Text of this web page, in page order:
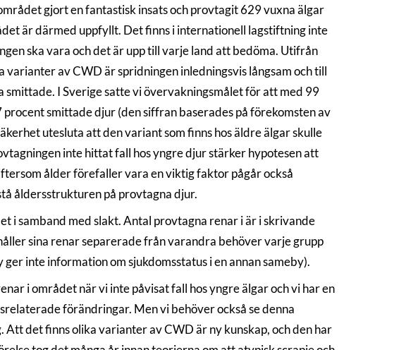
gjort en fantastisk insats och provtagit 629 vuxna älgar
är därmed uppfyllt. Det finns i internationell lagstiftning inte
ska vara och det är upp till varje land att bedöma. Utifrån
av CWD är spridningen inledningsvis långsam och till
I Sverige satte vi övervakningsmålet för att med 99
smittade djur (den siffran baserades på förekomsten av
utesluta att den variant som finns hos äldre älgar skulle
inte hittat fall hos yngre djur stärker hypotesen att
ålder förefaller vara en viktig faktor pågår också
åldersstrukturen på provtagna djur.
i samband med slakt. Antal provtagna renar i är i skrivande
sina renar separerade från varandra behöver varje grupp
inte information om sjukdomsstatus i en annan sameby).
i området när vi inte påvisat fall hos yngre älgar och vi har en
förändringar. Men vi behöver också se denna
det finns olika varianter av CWD är ny kunskap, och den har